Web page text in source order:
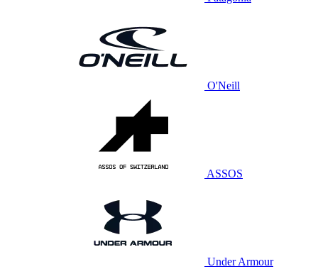
O'Neill
ASSOS
Under Armour